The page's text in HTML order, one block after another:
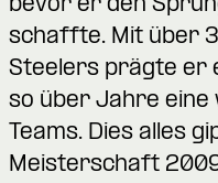
bevor er den
schaffte. Mit über
Steelers prägte er
so über Jahre eine
Teams. Dies alles
Meisterschaft